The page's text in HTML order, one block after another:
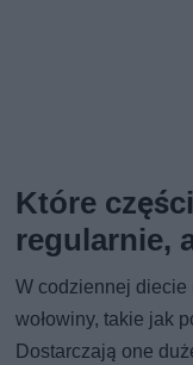
Które
regularnie,
W codziennej
wołowiny, takie jak
Dostarczają one